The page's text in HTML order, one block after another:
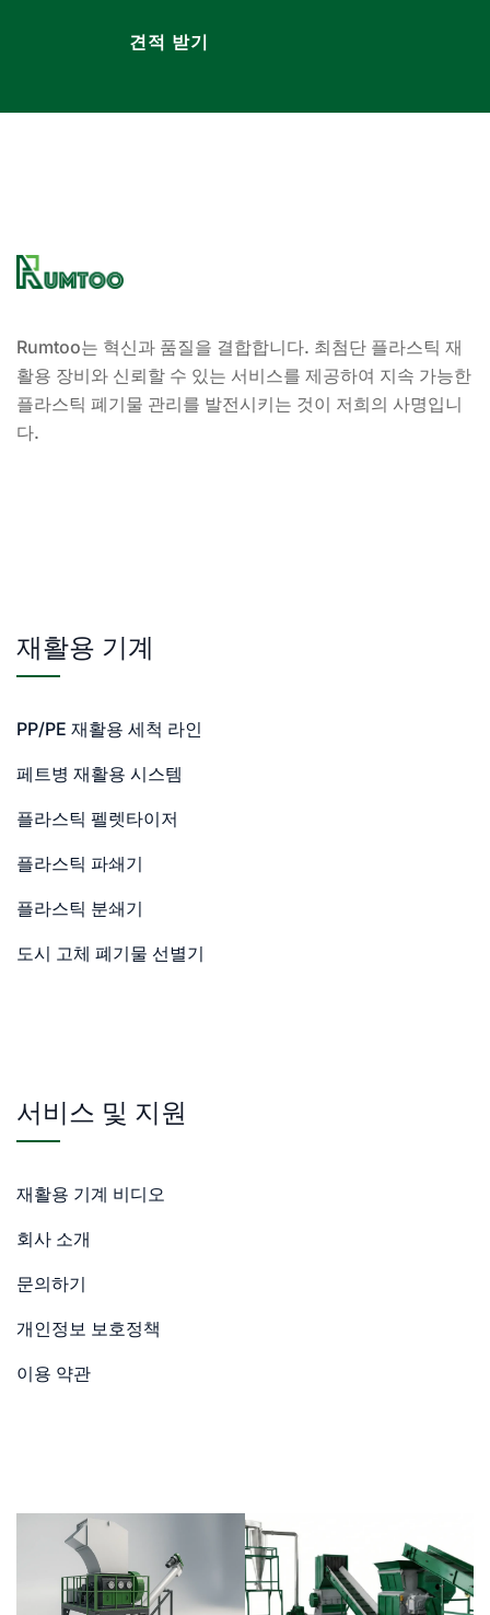
견적 받기
Rumtoo는 혁신과 품질을 결합합니다. 최첨단 플라스틱 재
활용 장비와 신뢰할 수 있는 서비스를 제공하여 지속 가능한
플라스틱 폐기물 관리를 발전시키는 것이 저희의 사명입니
다.
재활용 기계
PP/PE 재활용 세척 라인
페트병 재활용 시스템
플라스틱 펠렛타이저
플라스틱 파쇄기
플라스틱 분쇄기
도시 고체 폐기물 선별기
서비스 및 지원
재활용 기계 비디오
회사 소개
문의하기
개인정보 보호정책
이용 약관